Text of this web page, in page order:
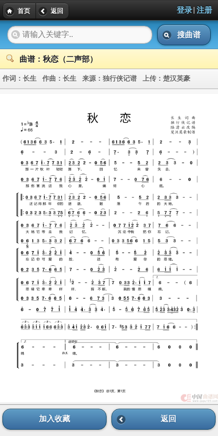
首页 返回 登录| 注册
搜曲谱
曲谱：秋恋（二声部）
作词： 长生 作曲： 长生 来源： 独行侠记谱 上传： 楚汉英豪
加入收藏 返回